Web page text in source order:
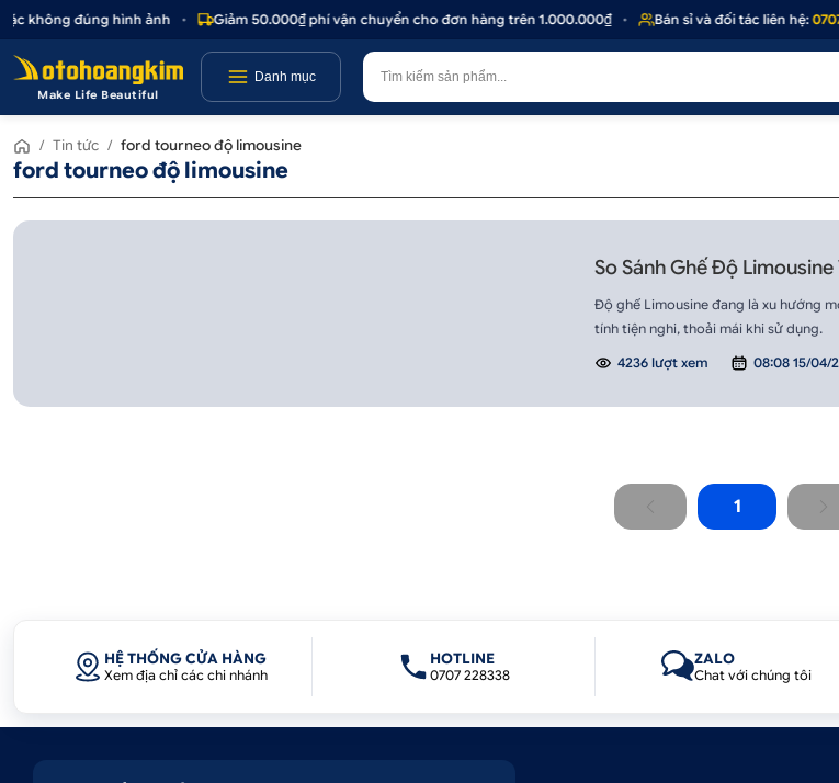
không đúng hình ảnh Giảm 50.000₫ phí vận chuyển cho đơn hàng trên 1.000.000₫ • Bán sỉ và đối tác liên hệ:0707
Make Life Beautiful
Danh mục
/ Tin tức / ford tourneo độ limousine
ford tourneo độ limousine
So Sánh Ghế Độ
Độ ghế Limousine đang là xu hướng
tính tiện nghi, thoải mái khi sử dụng.
4236 lượt xem 08:08 15/04/
1
HỆ THỐNG CỬA HÀNG
Xem địa chỉ các chi nhánh
HOTLINE
0707 228338
ZALO
Chat với chúng tôi